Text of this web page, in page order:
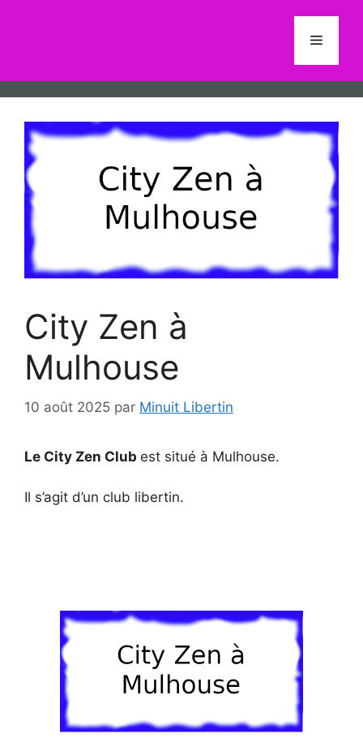
Menu
City Zen à
Mulhouse
10 août 2025 par Minuit Libertin
Le City Zen Club est situé à Mulhouse.
Il s’agit d’un club libertin.